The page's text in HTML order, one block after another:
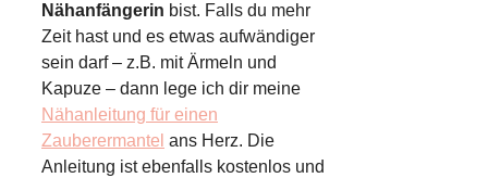
Nähanfängerin bist. Falls du mehr
Zeit hast und es etwas aufwändiger
sein darf – z.B. mit Ärmeln und
Kapuze – dann lege ich dir meine
Nähanleitung für einen
Zauberermantel ans Herz. Die
Anleitung ist ebenfalls kostenlos und